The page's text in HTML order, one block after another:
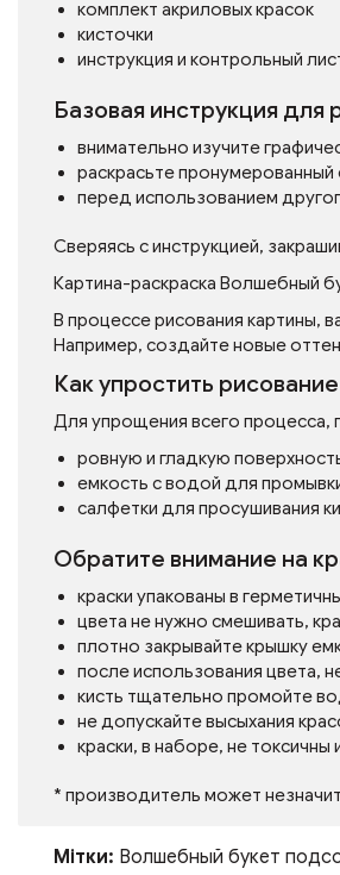
комплект акриловых красок
кисточки
инструкция и контрольный
Базовая инструкция
внимательно изучите
раскрасьте
перед использованием
Сверяясь с инструкцией,
Картина-раскраска Волшебный
В процессе рисования картины,
Например, создайте новые
Как упростить
Для упрощения всего процесса,
ровную и гладкую
емкость с водой для
салфетки для просушивания
Обратите внимание на
краски упакованы в
цвета не нужно смешивать,
плотно закрывайте крышку
после использования цвета,
кисть тщательно промойте
не допускайте высыхания
краски, в наборе, не
* производитель может
Мітки: Волшебный букет